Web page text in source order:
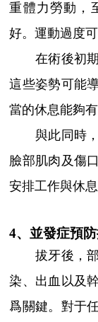
重體力勞動，
好。運動過度
在術後初期
這些姿勢可能
當的休息能夠
與此同時，
臉部肌肉及傷
安排工作與休
4、並發症預
拔牙後，部
染、出血以及
爲關鍵。對于